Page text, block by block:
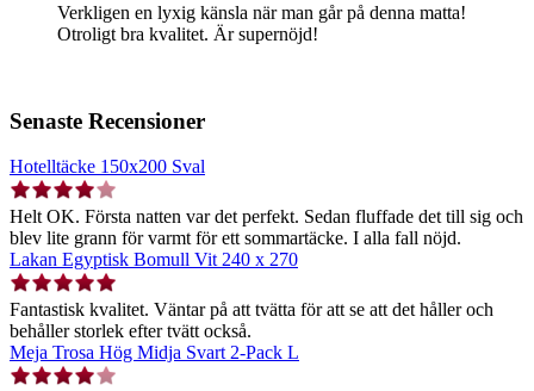
Verkligen en lyxig känsla när man går på denna matta!
Otroligt bra kvalitet. Är supernöjd!
Senaste Recensioner
Hotelltäcke 150x200 Sval
Helt OK. Första natten var det perfekt. Sedan fluffade det till sig och
blev lite grann för varmt för ett sommartäcke. I alla fall nöjd.
Lakan Egyptisk Bomull Vit 240 x 270
Fantastisk kvalitet. Väntar på att tvätta för att se att det håller och
behåller storlek efter tvätt också.
Meja Trosa Hög Midja Svart 2-Pack L